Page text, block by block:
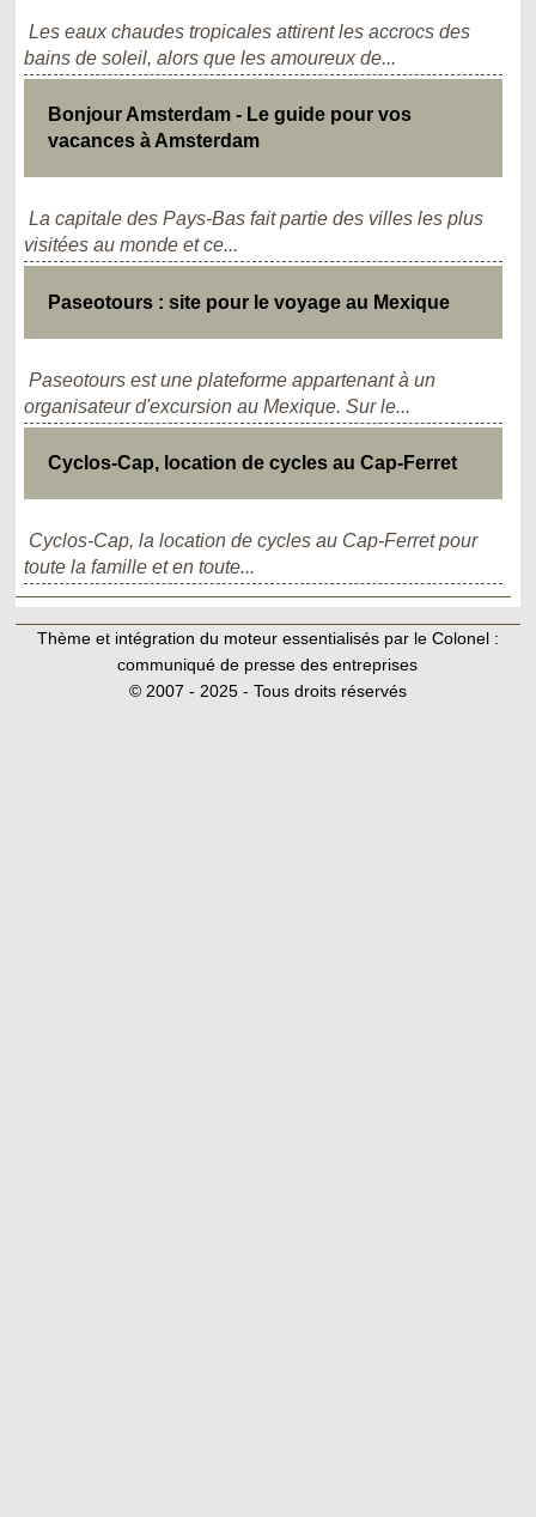
Les eaux chaudes tropicales attirent les accrocs des
bains de soleil, alors que les amoureux de...
Bonjour Amsterdam - Le guide pour vos
vacances à Amsterdam
La capitale des Pays-Bas fait partie des villes les plus
visitées au monde et ce...
Paseotours : site pour le voyage au Mexique
Paseotours est une plateforme appartenant à un
organisateur d'excursion au Mexique. Sur le...
Cyclos-Cap, location de cycles au Cap-Ferret
Cyclos-Cap, la location de cycles au Cap-Ferret pour
toute la famille et en toute...
Thème et intégration du moteur essentialisés par le Colonel :
communiqué de presse des entreprises
© 2007 - 2025 - Tous droits réservés